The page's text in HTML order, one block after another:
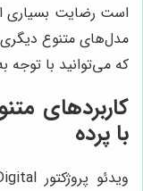
است رضایت بسیاری
مدل‌های متنوع دیگری
که می‌توانید با توجه
با پرده